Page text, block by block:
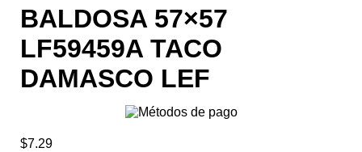
BALDOSA 57×57
LF59459A TACO
DAMASCO LEF
$7.29